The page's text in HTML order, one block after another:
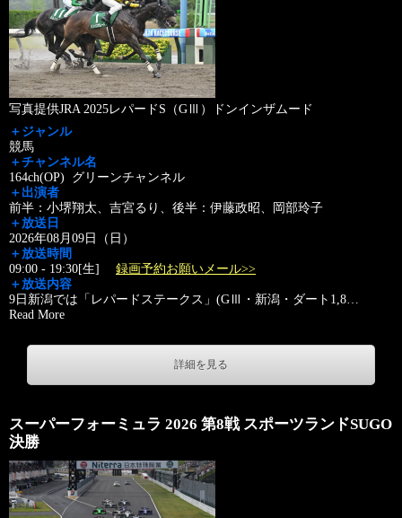
写真提供JRA 2025レパードS（GⅢ）ドンインザムード
＋ジャンル
競馬
＋チャンネル名
164ch(OP) グリーンチャンネル
＋出演者
前半：小堺翔太、吉宮るり、後半：伊藤政昭、岡部玲子
＋放送日
2026年08月09日（日）
＋放送時間
09:00 - 19:30[生] 録画予約お願いメール>>
＋放送内容
9日新潟では「レパードステークス」(GⅢ・新潟・ダート1,8…
Read More
詳細を見る
スーパーフォーミュラ 2026 第8戦 スポーツランドSUGO
決勝